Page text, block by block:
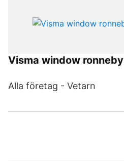
Visma window ronneby
Alla företag - Vetarn